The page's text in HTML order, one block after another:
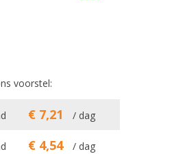
voorstel:
€ 7,21 / dag
€ 4,54 / dag